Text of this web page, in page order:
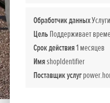
Обработчик данных
ЦельПоддерживает
Срок действия1 месяцев
ИмяshopIdentifier
Поставщик услуг